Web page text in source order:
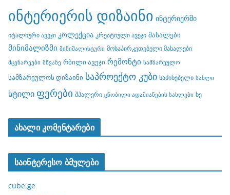
ინტერიერის დიზაინი ინტერიერში
იტალიური ავეჯი კოლექცია კრეატიული ავეჯი მასალები
მინიმალიზმი მინიმალისტური მოსაპირკეთებელი მასალები
მცენარეები მწვანე რბილი ავეჯი რემონტი სამზარეულო
სამზარეულოს დიზაინი საპროექტო კუბი საძინებელი სახლი
სტილი ფერები შპალერი ცნობილი ადამიანების სახლები ხე
ახალი კომენტარები
საინტერესო ბმულები
cube.ge